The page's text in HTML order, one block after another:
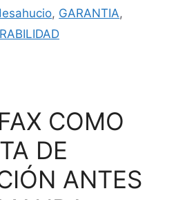
, GARANTIA,
COMO
DE
ANTES